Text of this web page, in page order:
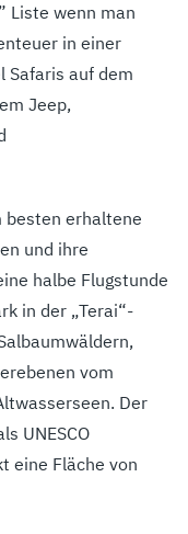
Liste wenn man
in einer
Safaris auf dem
Jeep,
besten erhaltene
und ihre
halbe Flugstunde
in der „Terai“-
vom
Der
UNESCO
eine Fläche von